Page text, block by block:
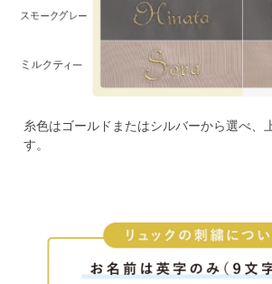
糸色はゴールドまたはシルバーから選べ、
す。